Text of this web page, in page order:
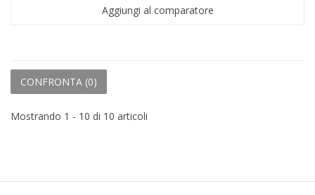
Aggiungi al comparatore
CONFRONTA (0)
Mostrando 1 - 10 di 10 articoli